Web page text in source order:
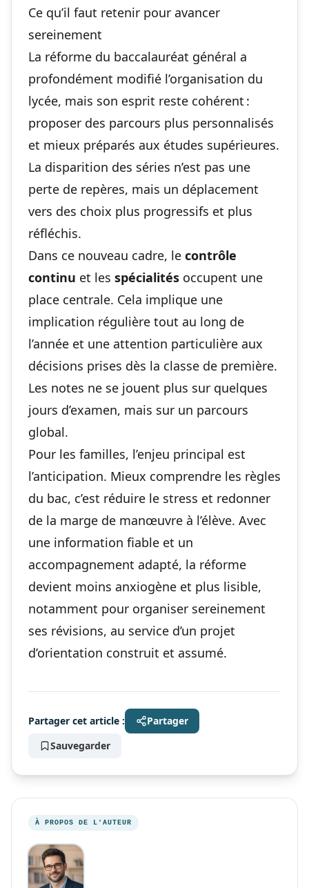
Ce qu’il faut retenir pour avancer
sereinement
La réforme du baccalauréat général a
profondément modifié l’organisation du
lycée, mais son esprit reste cohérent :
proposer des parcours plus personnalisés
et mieux préparés aux études supérieures.
La disparition des séries n’est pas une
perte de repères, mais un déplacement
vers des choix plus progressifs et plus
réfléchis.
Dans ce nouveau cadre, le contrôle
continu et les spécialités occupent une
place centrale. Cela implique une
implication régulière tout au long de
l’année et une attention particulière aux
décisions prises dès la classe de première.
Les notes ne se jouent plus sur quelques
jours d’examen, mais sur un parcours
global.
Pour les familles, l’enjeu principal est
l’anticipation. Mieux comprendre les règles
du bac, c’est réduire le stress et redonner
de la marge de manœuvre à l’élève. Avec
une information fiable et un
accompagnement adapté, la réforme
devient moins anxiogène et plus lisible,
notamment pour organiser sereinement
ses révisions, au service d’un projet
d’orientation construit et assumé.
Partager cet article :
Partager
Sauvegarder
À PROPOS DE L'AUTEUR